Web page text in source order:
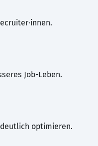
Job-Leben.
optimieren.